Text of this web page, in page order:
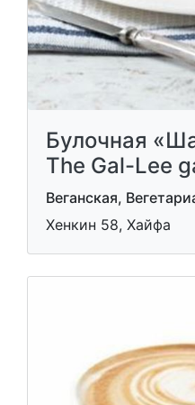
Булочная
The Gal-Lee
Веганская,
Хенкин 58, Хайфа